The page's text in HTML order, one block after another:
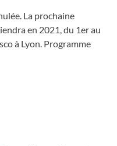
La prochaine
en 2021, du 1er au
à Lyon. Programme